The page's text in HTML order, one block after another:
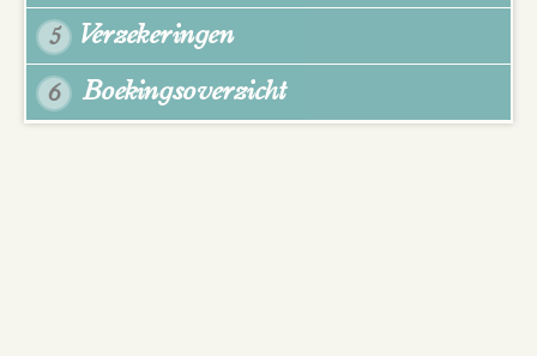
5 Verzekeringen
6 Boekingsoverzicht